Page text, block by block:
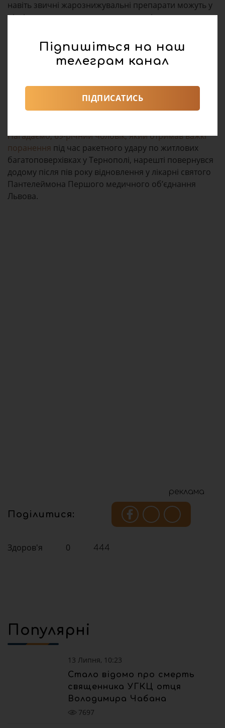
навіть звичні жарознижувальні препарати можуть у
рідкісних випадках спричиняти тяжкі ураження
Лікарі закликають батьків:
не займатися самолікуванням,
речовиною,
звертатися до лікаря, якщо температура у
дитини тримається понад 1–2 дні.
Нагадаємо, 69-річний чоловік, який отримав важкі
поранення під час ракетного удару по житлових
багатоповерхівках у Тернополі, нарешті повернувся
додому після пів року відновлення у лікарні святого
Пантелеймона Першого медичного об’єднання
Львова.
реклама
Поділитися:
Здоров'я 0 444
Популярні
13 Липня, 10:23
Стало відомо про смерть
священника УГКЦ отця
Володимира Чабана
7697
Підпишіться на наш
телеграм канал
ПІДПИСАТИСЬ